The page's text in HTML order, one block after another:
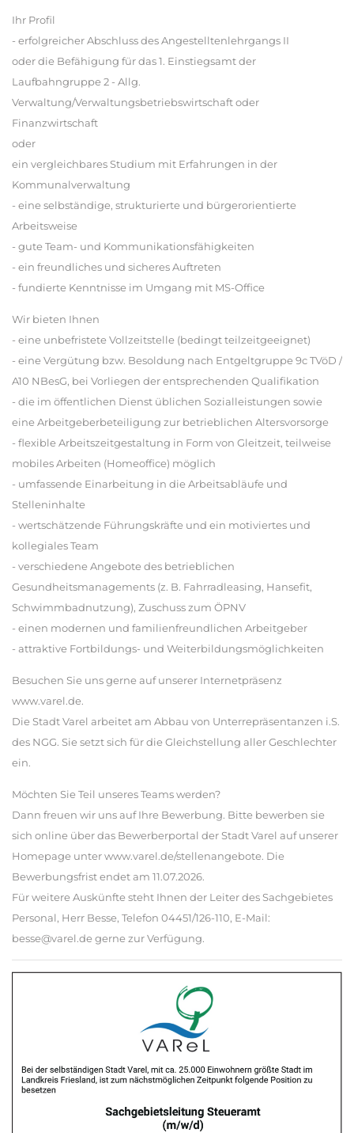
Ihr Profil
- erfolgreicher Abschluss des Angestelltenlehrgangs II
oder die Befähigung für das 1. Einstiegsamt der
Laufbahngruppe 2 - Allg.
Verwaltung/Verwaltungsbetriebswirtschaft oder
Finanzwirtschaft
oder
ein vergleichbares Studium mit Erfahrungen in der
Kommunalverwaltung
- eine selbständige, strukturierte und bürgerorientierte
Arbeitsweise
- gute Team- und Kommunikationsfähigkeiten
- ein freundliches und sicheres Auftreten
- fundierte Kenntnisse im Umgang mit MS-Office
Wir bieten Ihnen
- eine unbefristete Vollzeitstelle (bedingt teilzeitgeeignet)
- eine Vergütung bzw. Besoldung nach Entgeltgruppe 9c TVöD /
A10 NBesG, bei Vorliegen der entsprechenden Qualifikation
- die im öffentlichen Dienst üblichen Sozialleistungen sowie
eine Arbeitgeberbeteiligung zur betrieblichen Altersvorsorge
- flexible Arbeitszeitgestaltung in Form von Gleitzeit, teilweise
mobiles Arbeiten (Homeoffice) möglich
- umfassende Einarbeitung in die Arbeitsabläufe und
Stelleninhalte
- wertschätzende Führungskräfte und ein motiviertes und
kollegiales Team
- verschiedene Angebote des betrieblichen
Gesundheitsmanagements (z. B. Fahrradleasing, Hansefit,
Schwimmbadnutzung), Zuschuss zum ÖPNV
- einen modernen und familienfreundlichen Arbeitgeber
- attraktive Fortbildungs- und Weiterbildungsmöglichkeiten
Besuchen Sie uns gerne auf unserer Internetpräsenz
www.varel.de.
Die Stadt Varel arbeitet am Abbau von Unterrepräsentanzen i.S.
des NGG. Sie setzt sich für die Gleichstellung aller Geschlechter
ein.
Möchten Sie Teil unseres Teams werden?
Dann freuen wir uns auf Ihre Bewerbung. Bitte bewerben sie
sich online über das Bewerberportal der Stadt Varel auf unserer
Homepage unter www.varel.de/stellenangebote. Die
Bewerbungsfrist endet am 11.07.2026.
Für weitere Auskünfte steht Ihnen der Leiter des Sachgebietes
Personal, Herr Besse, Telefon 04451/126-110, E-Mail:
besse@varel.de gerne zur Verfügung.